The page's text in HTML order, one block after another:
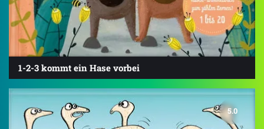
1-2-3 kommt ein Hase vorbei
5.0